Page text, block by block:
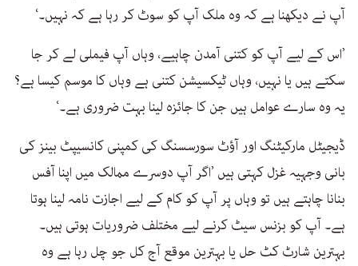
آپ نے دیکھنا ہے کہ وہ ملک آپ کو سوٹ کر رہا ہے کہ نہیں۔‘
’اس کے لیے آپ کو کتنی آمدن چاہیے، وہاں آپ فیملی لے کر جا
سکتے ہیں یا نہیں، وہاں ٹیکسیشن کتنی ہے وہاں کا موسم کیسا ہے؟
یہ وہ سارے عوامل ہیں جن کا جائزہ لینا بہت ضروری ہے۔‘
ڈیجیٹل مارکیٹنگ اور آؤٹ سورسسنگ کی کمپنی کانسیپٹ بینز کی
بانی وجہیہ غزل کہتی ہیں ’اگر آپ دوسرے ممالک میں اپنا آفس
بنانا چاہتے ہیں تو وہاں پر آپ کو کام کے لیے اجازت نامہ لینا ہوتا
ہے۔ آپ کو بزنس سیٹ کرنے لیے مختلف ضروریات ہوتی ہیں۔
بہترین شارٹ کٹ حل یا بہترین موقع آج کل جو چل رہا ہے وہ